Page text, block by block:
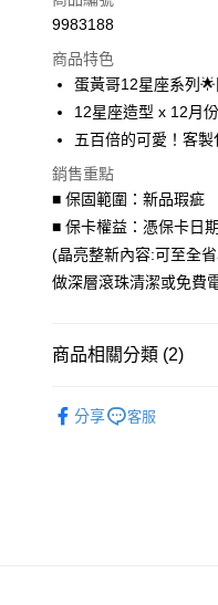
3 期 0 利率 每期
合作金庫商業銀行
華南商業銀行
國泰世華商業銀行
臺灣中小企業銀行
匯豐（台灣）商業銀行
聯邦商業銀行
玉山商業銀行
6 期 0 利率 每期
合作金庫商業銀行
華南商業銀行
上海商業儲蓄銀行
國泰世華商業銀行
臺灣中小企業銀行
匯豐（台灣）商業銀行
聯邦商業銀行
台新國際商業銀行
LINE Pay
Apple Pay
街口支付
悠遊付
AFTEE先享後付
AFTEE先享後付是「在收
ATM付款
9983188
商品特色
蛋黃哥12星座系列
12星座造型 x 12月
五百倍的可愛！客製
銷售重點
■ 保固範圍：新品瑕疵
■ 保卡權益：憑保卡日
(晶亮整新內容:可至全
做深層滾珠清潔或免費
商品相關分類 (2)
分享 客服